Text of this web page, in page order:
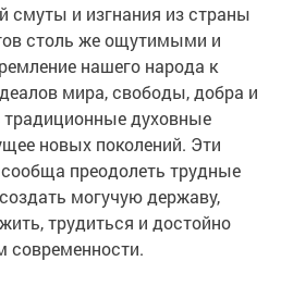
смуты и изгнания из страны
столь же ощутимыми и
нашего народа к
мира, свободы, добра и
традиционные духовные
новых поколений. Эти
преодолеть трудные
могучую державу,
трудиться и достойно
современности.